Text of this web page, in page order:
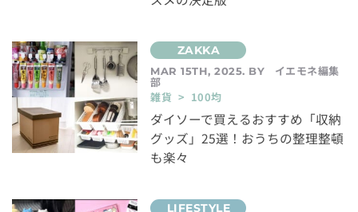
MAR 15TH, 2025. BY イエモネ編集
部
雑貨 > 100均
ダイソーで買えるおすすめ「収納
グッズ」25選！おうちの整理整頓
も楽々